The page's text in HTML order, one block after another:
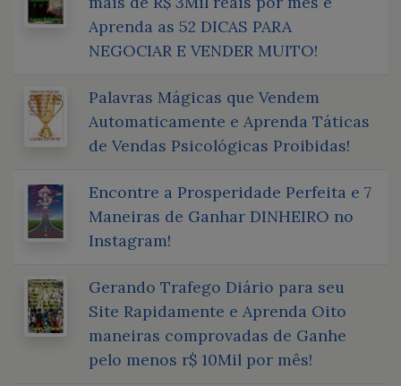
Aprenda as 52 DICAS PARA
NEGOCIAR E VENDER MUITO!
Palavras Mágicas que Vendem
Automaticamente e Aprenda Táticas
de Vendas Psicológicas Proibidas!
Encontre a Prosperidade Perfeita e 7
Maneiras de Ganhar DINHEIRO no
Instagram!
Gerando Trafego Diário para seu
Site Rapidamente e Aprenda Oito
maneiras comprovadas de Ganhe
pelo menos r$ 10Mil por mês!